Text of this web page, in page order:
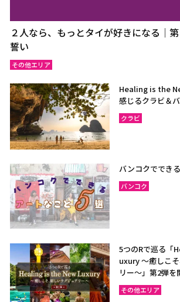
２人なら、もっとタイが好きになる｜
誓い
その他エリア
Healing is the
感じるクラビ＆
クラビ
バンコクででき
バンコク
5つのRで巡る「
uxury ～癒しこ
リー〜」第2弾を
その他エリア